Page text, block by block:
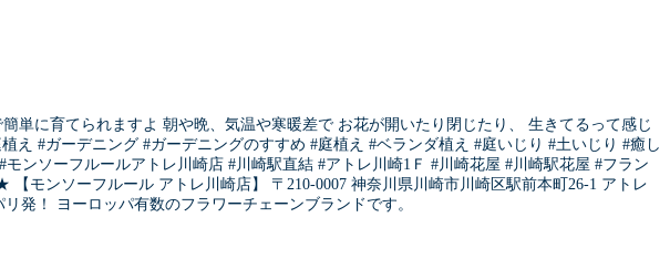
単に育てられますよ 朝や晩、気温や寒暖差で お花が開いたり閉じたり、 生きてるって感じ
#ガーデニング #ガーデニングのすすめ #庭植え #ベランダ植え #庭いじり #土いじり #癒し
ンソーフルールアトレ川崎店 #川崎駅直結 #アトレ川崎1Ｆ #川崎花屋 #川崎駅花屋 #フラン
ーフルール アトレ川崎店】 〒210-0007 神奈川県川崎市川崎区駅前本町26-1 アトレ
ヨーロッパ有数のフラワーチェーンブランドです。